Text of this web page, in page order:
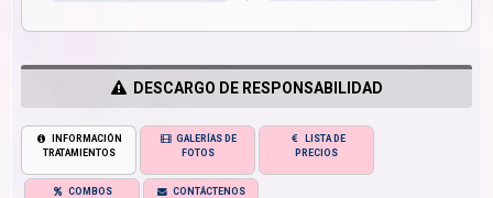
DESCARGO DE RESPONSABILIDAD
INFORMACIÓN
TRATAMIENTOS
GALERÍAS DE
FOTOS
LISTA DE
PRECIOS
COMBOS
CONTÁCTENOS